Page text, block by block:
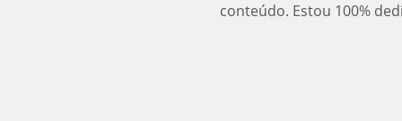
conteúdo. Estou 100%